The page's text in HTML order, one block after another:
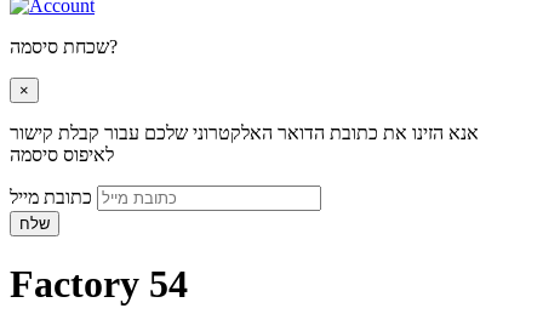
שכחת סיסמה?
×
אנא הזינו את כתובת הדואר האלקטרוני שלכם עבור קבלת קישור
לאיפוס סיסמה
שלח
Factory 54